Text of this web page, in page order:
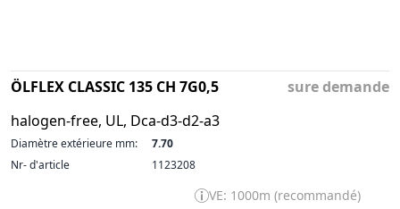
ÖLFLEX CLASSIC 135 CH 7G0,5
halogen-free, UL, Dca-d3-d2-a3
sure demande
Diamètre extérieure mm:
7.70
Nr- d'article
1123208
VE: 1000m (recommandé)